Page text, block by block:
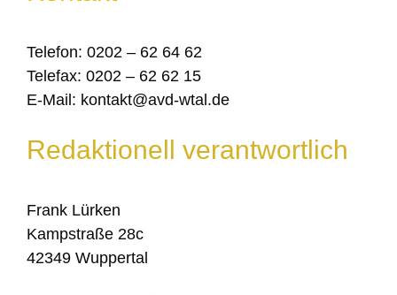
Telefon: 0202 – 62 64 62
Telefax: 0202 – 62 62 15
E-Mail: kontakt@avd-wtal.de
Redaktionell verantwortlich
Frank Lürken
Kampstraße 28c
42349 Wuppertal